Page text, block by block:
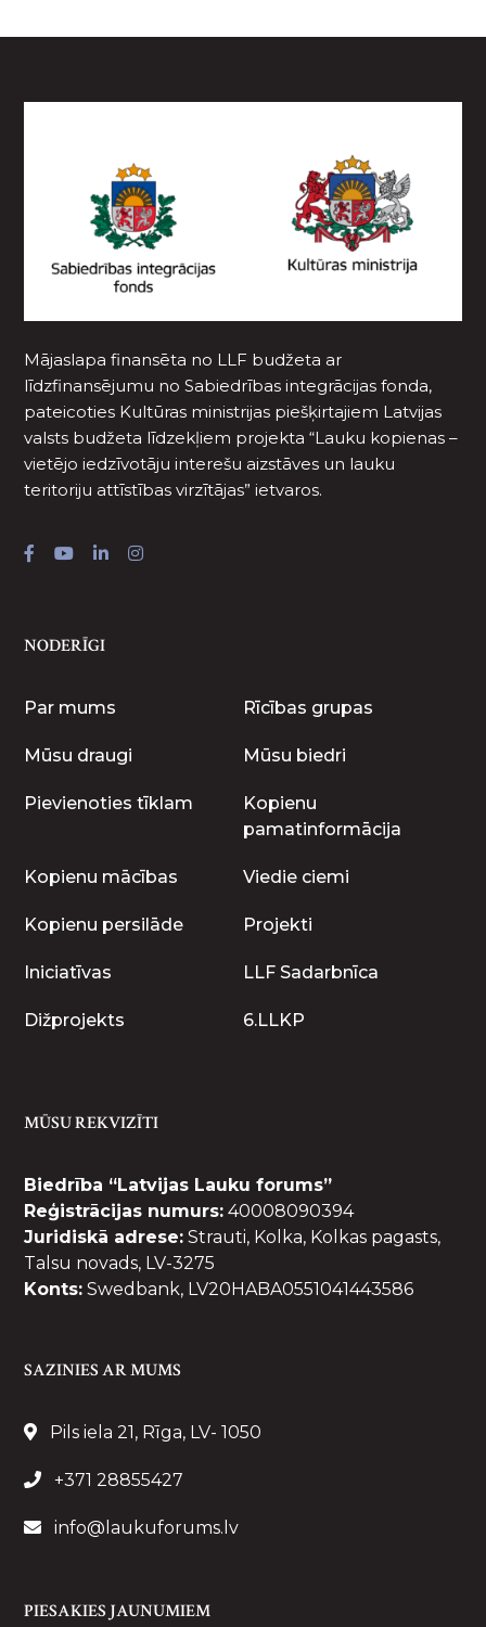
Mājaslapa finansēta no LLF budžeta ar
līdzfinansējumu no Sabiedrības integrācijas fonda,
pateicoties Kultūras ministrijas piešķirtajiem Latvijas
valsts budžeta līdzekļiem projekta “Lauku kopienas –
vietējo iedzīvotāju interešu aizstāves un lauku
teritoriju attīstības virzītājas” ietvaros.
NODERĪGI
Par mums Rīcības grupas
Mūsu draugi Mūsu biedri
Pievienoties tīklam
Kopienu
pamatinformācija
Kopienu mācības Viedie ciemi
Kopienu persilāde Projekti
Iniciatīvas LLF Sadarbnīca
Dižprojekts 6.LLKP
MŪSU REKVIZĪTI
Biedrība “Latvijas Lauku forums”
Reģistrācijas numurs: 40008090394
Juridiskā adrese: Strauti, Kolka, Kolkas pagasts,
Talsu novads, LV-3275
Konts: Swedbank, LV20HABA0551041443586
SAZINIES AR MUMS
Pils iela 21, Rīga, LV- 1050
+371 28855427
info@laukuforums.lv
PIESAKIES JAUNUMIEM